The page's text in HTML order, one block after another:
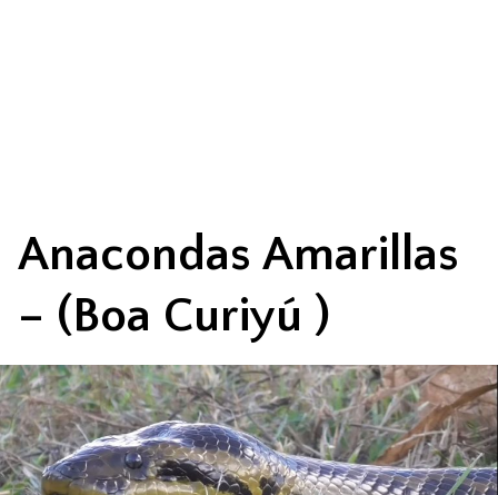
Anacondas Amarillas
– (Boa Curiyú )